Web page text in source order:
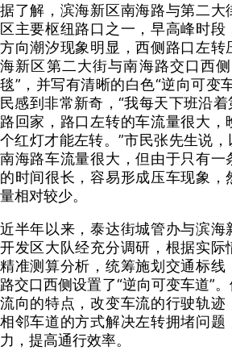
据了解，滨海新区南海路与第二大
区主要枢纽路口之一，早高峰时
方向潮汐现象明显，西侧路口左转
海新区第二大街与南海路交口西
毯”，并写有清晰的白色“逆向可变
民感到非常新奇，“我每天下班沿
路回家，路口左转的车流量很大，
个红灯才能左转。”市民张先生说
南海路车流量很大，但由于只有一
的时间很长，容易形成压车现象，
量相对较少。
近半年以来，泰达街城管办与滨海
开发区大队经充分调研，根据实际
精准测算分析，统筹施划交通标线
路交口西侧设置了“逆向可变车道”
流向的特点，改变车流的行驶轨迹
相邻车道的方式解决左转拥堵问题
力，提高通行效率。